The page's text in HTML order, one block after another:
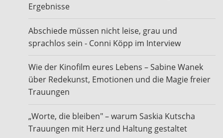
Ergebnisse
Abschiede müssen nicht leise, grau und
sprachlos sein - Conni Köpp im Interview
Wie der Kinofilm eures Lebens – Sabine Wanek
über Redekunst, Emotionen und die Magie freier
Trauungen
„Worte, die bleiben" – warum Saskia Kutscha
Trauungen mit Herz und Haltung gestaltet